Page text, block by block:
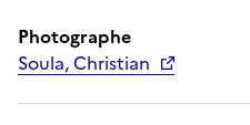
Photographe
Soula, Christian